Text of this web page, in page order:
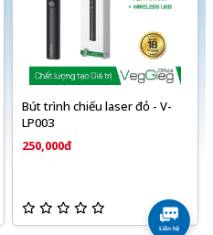
Bút trình chiếu laser đỏ - V-
LP003
250,000đ